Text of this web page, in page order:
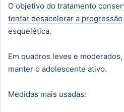
O objetivo do tratamento
tentar desacelerar a progressão
esquelética.
Em quadros leves e
manter o adolescente ativo.
Medidas mais usadas: